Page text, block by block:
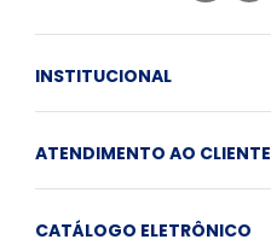
INSTITUCIONAL
ATENDIMENTO AO CLIENTE
CATÁLOGO ELETRÔNICO